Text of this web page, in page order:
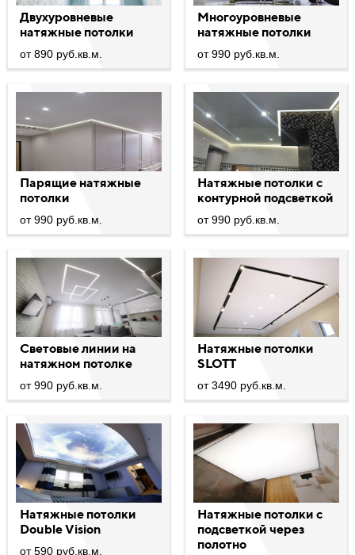
Двухуровневые
натяжные потолки
от 890 руб.кв.м.
Многоуровневые
натяжные потолки
от 990 руб.кв.м.
Парящие натяжные
потолки
от 990 руб.кв.м.
Натяжные потолки с
контурной подсветкой
от 990 руб.кв.м.
Световые линии на
натяжном потолке
от 990 руб.кв.м.
Натяжные потолки
SLOTT
от 3490 руб.кв.м.
Натяжные потолки
Double Vision
от 590 руб.кв.м.
Натяжные потолки с
подсветкой через
полотно